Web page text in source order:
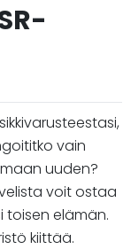
vain
uuden?
voit ostaa
toisen elämän.
kiittää.